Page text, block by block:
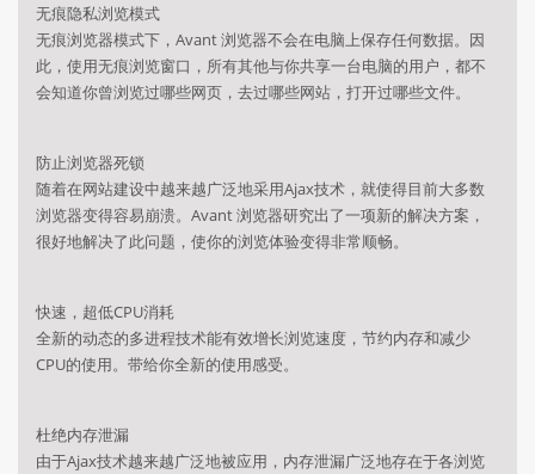
无痕隐私浏览模式
无痕浏览器模式下，Avant 浏览器不会在电脑上保存任何数据。因
此，使用无痕浏览窗口，所有其他与你共享一台电脑的用户，都不
会知道你曾浏览过哪些网页，去过哪些网站，打开过哪些文件。
防止浏览器死锁
随着在网站建设中越来越广泛地采用Ajax技术，就使得目前大多数
浏览器变得容易崩溃。Avant 浏览器研究出了一项新的解决方案，
很好地解决了此问题，使你的浏览体验变得非常顺畅。
快速，超低CPU消耗
全新的动态的多进程技术能有效增长浏览速度，节约内存和减少
CPU的使用。带给你全新的使用感受。
杜绝内存泄漏
由于Ajax技术越来越广泛地被应用，内存泄漏广泛地存在于各浏览